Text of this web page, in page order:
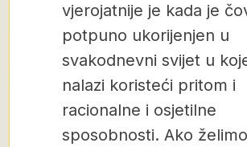
vjerojatnije je kada je
potpuno ukorijenjen u
svakodnevni svijet u
nalazi koristeći pritom i
racionalne i osjetilne
sposobnosti. Ako